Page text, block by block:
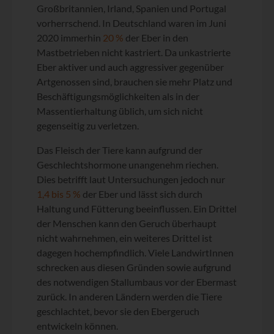
Großbritannien, Irland, Spanien und Portugal
vorherrschend. In Deutschland waren im Juni
2020 immerhin 20 % der Eber in den
Mastbetrieben nicht kastriert. Da unkastrierte
Eber aktiver und auch aggressiver gegenüber
Artgenossen sind, brauchen sie mehr Platz und
Beschäftigungsmöglichkeiten als in der
Massentierhaltung üblich, um sich nicht
gegenseitig zu verletzen.
Das Fleisch der Tiere kann aufgrund der
Geschlechtshormone unangenehm riechen.
Dies betrifft laut Untersuchungen jedoch nur
1,4 bis 5 % der Eber und lässt sich durch
Haltung und Fütterung beeinflussen. Ein Drittel
der Menschen kann den Geruch überhaupt
nicht wahrnehmen, ein weiteres Drittel ist
dagegen hochempfindlich. Viele LandwirtInnen
schrecken aus diesen Gründen sowie aufgrund
des notwendigen Stallumbaus vor der Ebermast
zurück. In anderen Ländern werden die Tiere
geschlachtet, bevor sie den Ebergeruch
entwickeln können.